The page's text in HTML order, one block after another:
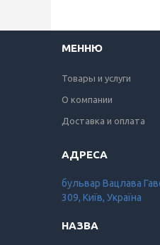
МЕННЮ
Товары и услуги
О компании
Доставка и оплата
бульвар Вацлава
309, Київ, Україна